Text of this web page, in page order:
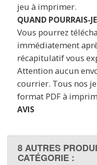
jeu à imprimer.
QUAND POURRAIS-
Vous pourrez
immédiatement
récapitulatif vous
Attention aucun
courrier. Tous nos
format PDF à
AVIS
8 AUTRES
CATÉGORIE :